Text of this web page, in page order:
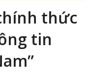
thức
tin